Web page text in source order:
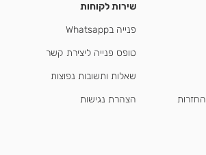
שירות לקוחות
פנייה בWhatsapp
טופס פנייה ליצירת קשר
שאלות ותשובות נפוצות
הצהרת נגישות